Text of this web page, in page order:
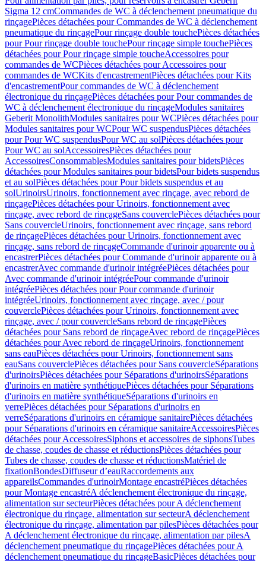
Sigma 12 cmCommandes de WC à déclenchement pneumatique du
rinçagePièces détachées pour Commandes de WC à déclenchement
pneumatique du rinçagePour rinçage double touchePièces détachées
pour Pour rinçage double touchePour rinçage simple touchePièces
détachées pour Pour rinçage simple toucheAccessoires pour
commandes de WCPièces détachées pour Accessoires pour
commandes de WCKits d'encastrementPièces détachées pour Kits
d'encastrementPour commandes de WC à déclenchement
électronique du rinçagePièces détachées pour Pour commandes de
WC à déclenchement électronique du rinçageModules sanitaires
Geberit MonolithModules sanitaires pour WCPièces détachées pour
Modules sanitaires pour WCPour WC suspendusPièces détachées
pour Pour WC suspendusPour WC au solPièces détachées pour
Pour WC au solAccessoiresPièces détachées pour
AccessoiresConsommablesModules sanitaires pour bidetsPièces
détachées pour Modules sanitaires pour bidetsPour bidets suspendus
et au solPièces détachées pour Pour bidets suspendus et au
solUrinoirsUrinoirs, fonctionnement avec rinçage, avec rebord de
rinçagePièces détachées pour Urinoirs, fonctionnement avec
rinçage, avec rebord de rinçageSans couverclePièces détachées pour
Sans couvercleUrinoirs, fonctionnement avec rinçage, sans rebord
de rinçagePièces détachées pour Urinoirs, fonctionnement avec
rinçage, sans rebord de rinçageCommande d'urinoir apparente ou à
encastrerPièces détachées pour Commande d'urinoir apparente ou à
encastrerAvec commande d'urinoir intégréePièces détachées pour
Avec commande d'urinoir intégréePour commande d'urinoir
intégréePièces détachées pour Pour commande d'urinoir
intégréeUrinoirs, fonctionnement avec rinçage, avec / pour
couverclePièces détachées pour Urinoirs, fonctionnement avec
rinçage, avec / pour couvercleSans rebord de rinçagePièces
détachées pour Sans rebord de rinçageAvec rebord de rinçagePièces
détachées pour Avec rebord de rinçageUrinoirs, fonctionnement
sans eauPièces détachées pour Urinoirs, fonctionnement sans
eauSans couverclePièces détachées pour Sans couvercleSéparations
d'urinoirsPièces détachées pour Séparations d'urinoirsSéparations
d'urinoirs en matière synthétiquePièces détachées pour Séparations
d'urinoirs en matière synthétiqueSéparations d'urinoirs en
verrePièces détachées pour Séparations d'urinoirs en
verreSéparations d'urinoirs en céramique sanitairePièces détachées
pour Séparations d'urinoirs en céramique sanitaireAccessoiresPièces
détachées pour AccessoiresSiphons et accessoires de siphonsTubes
de chasse, coudes de chasse et réductionsPièces détachées pour
Tubes de chasse, coudes de chasse et réductionsMatériel de
fixationBondesDiffuseur d’eauRaccordements aux
appareilsCommandes d'urinoirMontage encastréPièces détachées
pour Montage encastréA déclenchement électronique du rinçage,
alimentation sur secteurPièces détachées pour A déclenchement
électronique du rinçage, alimentation sur secteurA déclenchement
électronique du rinçage, alimentation par pilesPièces détachées pour
A déclenchement électronique du rinçage, alimentation par pilesA
déclenchement pneumatique du rinçagePièces détachées pour A
déclenchement pneumatique du rinçageBasicPièces détachées pour